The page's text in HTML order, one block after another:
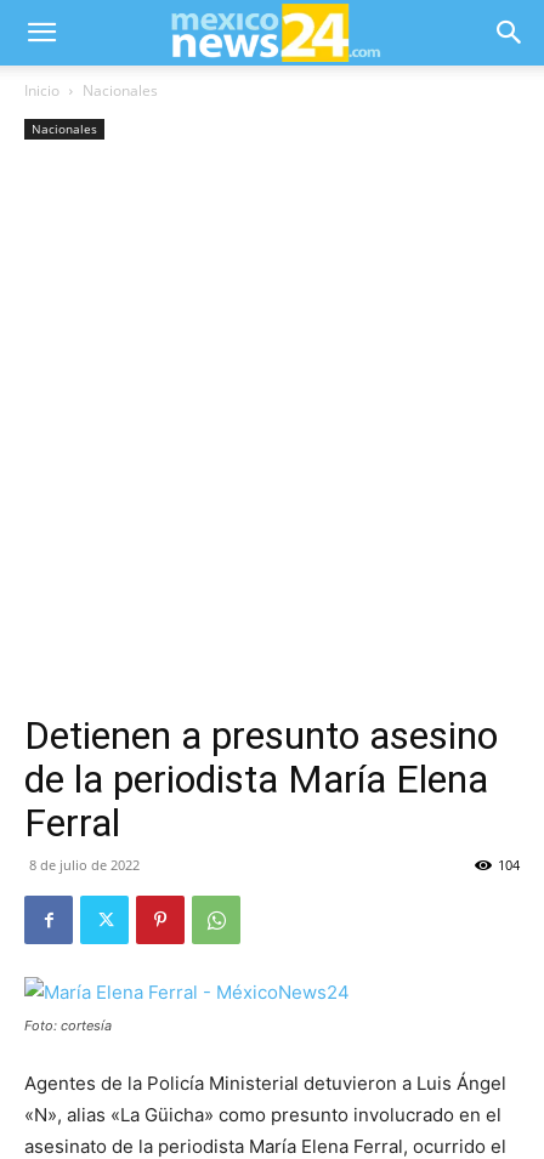
Inicio Nacionales
Nacionales
Detienen a presunto asesino
de la periodista María Elena
Ferral
8 de julio de 2022 104
Foto: cortesía
Agentes de la Policía Ministerial detuvieron a Luis Ángel
«N», alias «La Güicha» como presunto involucrado en el
asesinato de la periodista María Elena Ferral, ocurrido el